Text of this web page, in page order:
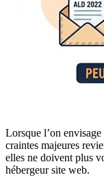
Lorsque l’on
craintes majeures
elles ne doivent plus
hébergeur site web.